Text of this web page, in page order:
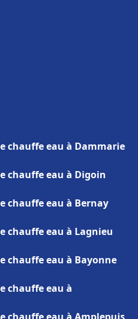
chauffe eau à Dammarie
chauffe eau à Digoin
chauffe eau à Bernay
chauffe eau à Lagnieu
chauffe eau à Bayonne
chauffe eau à